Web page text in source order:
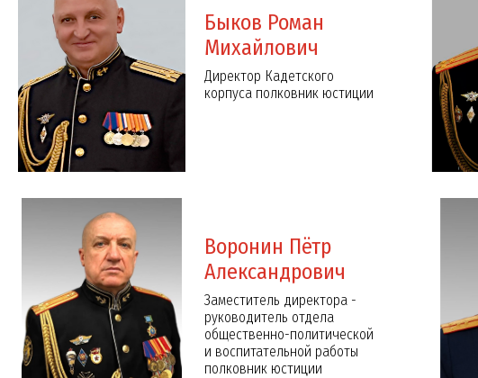
Быков Роман
Михайлович
Директор Кадетского
корпуса полковник юстиции
Воронин Пётр
Александрович
Заместитель директора -
руководитель отдела
общественно-политической
и воспитательной работы
полковник юстиции
Федчук Иван Вадимович
вице-младший сержант, 111 взвод